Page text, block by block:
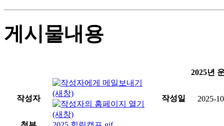
게시물내용
2025년
작성자 작성일 2025-